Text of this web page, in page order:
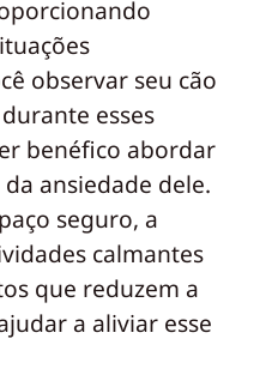
observar seu cão
esses
benéfico abordar
ansiedade dele.
seguro, a
calmantes
que reduzem a
a aliviar esse